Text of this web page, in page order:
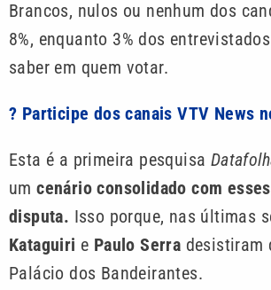
Brancos, nulos ou nenhum dos
8%, enquanto 3% dos
saber em quem votar.
? Participe dos canais VTV News
Esta é a primeira pesquisa
umcenário consolidado com
disputa. Isso porque, nas últimas
Kataguiri e Paulo Serra desistiram
Palácio dos Bandeirantes.